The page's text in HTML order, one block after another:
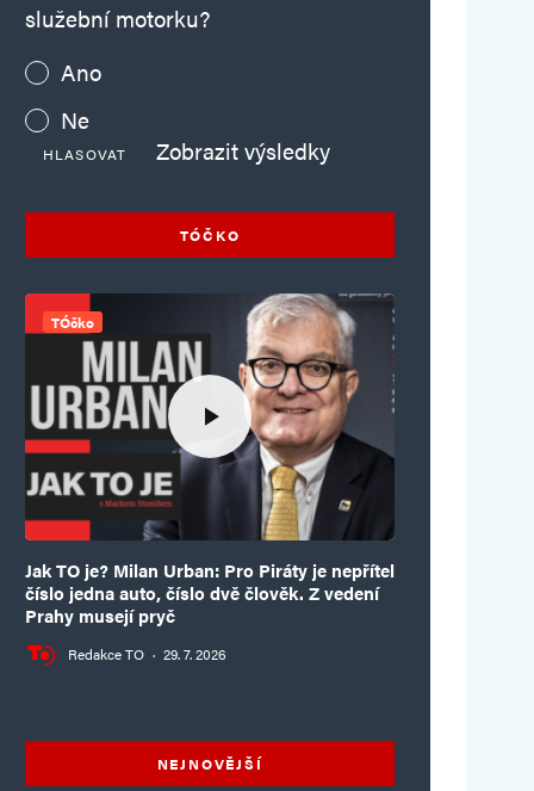
služební motorku?
Ano
Ne
HLASOVAT Zobrazit výsledky
TÓČKO
TÓčko
Jak TO je? Milan Urban: Pro Piráty je nepřítel
číslo jedna auto, číslo dvě člověk. Z vedení
Prahy musejí pryč
Redakce TO · 29. 7. 2026
NEJNOVĚJŠÍ